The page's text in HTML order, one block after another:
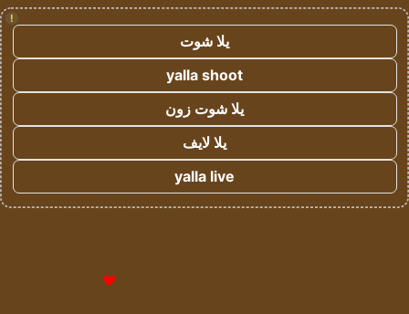
!
يلا شوت
yalla shoot
يلا شوت زون
يلا لايف
yalla live